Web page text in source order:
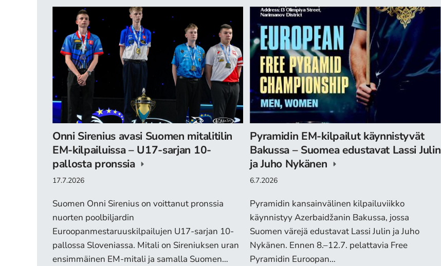
Onni Sirenius avasi Suomen mitalitilin
EM-kilpailuissa – U17-sarjan 10-
pallosta pronssia
17.7.2026
Suomen Onni Sirenius on voittanut pronssia
nuorten poolbiljardin
Euroopanmestaruuskilpailujen U17-sarjan 10-
pallossa Sloveniassa. Mitali on Sireniuksen uran
ensimmäinen EM-mitali ja samalla Suomen…
Pyramidin EM-kilpailut käynnistyvät
Bakussa – Suomea edustavat Lassi Julin
ja Juho Nykänen
6.7.2026
Pyramidin kansainvälinen kilpailuviikko
käynnistyy Azerbaidžanin Bakussa, jossa
Suomen värejä edustavat Lassi Julin ja Juho
Nykänen. Ennen 8.–12.7. pelattavia Free
Pyramidin Euroopan…